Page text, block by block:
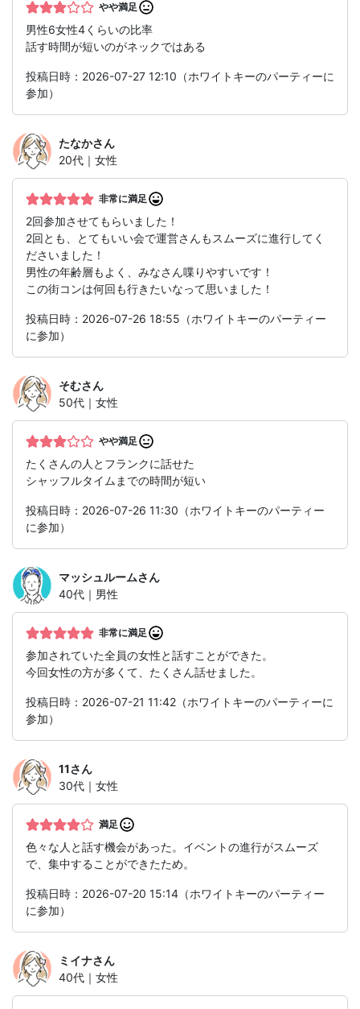
やや満足
男性6女性4くらいの比率
話す時間が短いのがネックではある
投稿日時：2026-07-27 12:10（ホワイトキーのパーティーに
参加）
たなかさん
20代｜女性
非常に満足
2回参加させてもらいました！
2回とも、とてもいい会で運営さんもスムーズに進行してく
ださいました！
男性の年齢層もよく、みなさん喋りやすいです！
この街コンは何回も行きたいなって思いました！
投稿日時：2026-07-26 18:55（ホワイトキーのパーティー
に参加）
そむさん
50代｜女性
やや満足
たくさんの人とフランクに話せた
シャッフルタイムまでの時間が短い
投稿日時：2026-07-26 11:30（ホワイトキーのパーティー
に参加）
マッシュルームさん
40代｜男性
非常に満足
参加されていた全員の女性と話すことができた。
今回女性の方が多くて、たくさん話せました。
投稿日時：2026-07-21 11:42（ホワイトキーのパーティーに
参加）
11さん
30代｜女性
満足
色々な人と話す機会があった。イベントの進行がスムーズ
で、集中することができたため。
投稿日時：2026-07-20 15:14（ホワイトキーのパーティー
に参加）
ミイナさん
40代｜女性